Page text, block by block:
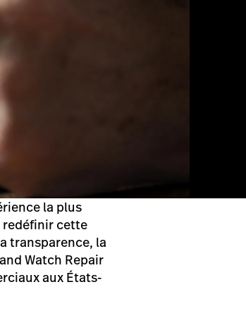
la plus
redéfinir cette
transparence, la
Watch Repair
aux États-